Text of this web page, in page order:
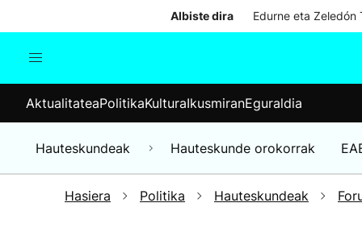
Albiste dira Edurne eta Zeledón
Munduko albisteak
Hauteskundeak
AktualitateaPolitikaKulturaIkusmiranEguraldia
Hauteskundeak Hauteskunde orokorrak
Hasiera Politika Hauteskundeak